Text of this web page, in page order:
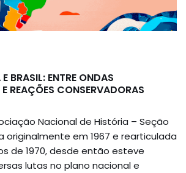
BRASIL: ENTRE ONDAS
REAÇÕES CONSERVADORAS
Nacional de História – Seção
originalmente em 1967 e rearticulada
de 1970, desde então esteve
lutas no plano nacional e